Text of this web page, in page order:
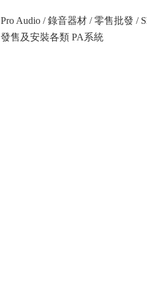
Pro Audio / 錄音器材 / 零售批發 /
發售及安裝各類 PA系統